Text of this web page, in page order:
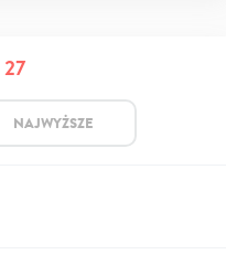
27
NAJWYŻSZE